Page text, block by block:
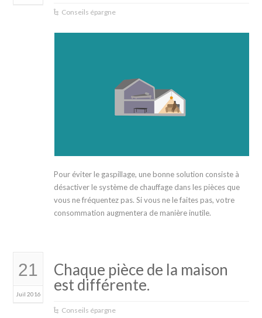
Conseils épargne
Pour éviter le gaspillage, une bonne solution consiste à
désactiver le système de chauffage dans les pièces que
vous ne fréquentez pas. Si vous ne le faites pas, votre
consommation augmentera de manière inutile.
21
Juil 2016
Chaque pièce de la maison
est différente.
Conseils épargne